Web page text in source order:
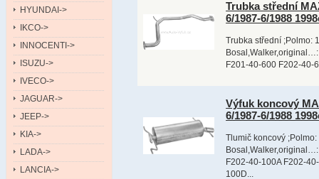
HYUNDAI->
IKCO->
INNOCENTI->
ISUZU->
IVECO->
JAGUAR->
JEEP->
KIA->
LADA->
LANCIA->
Trubka střední
6/1987-6/1988
Trubka střední ;Polmo:
F201-40-600 F202-40-
Výfuk koncový
6/1987-6/1988
Tlumič koncový ;Polmo:
F202-40-100A F202-
100D...